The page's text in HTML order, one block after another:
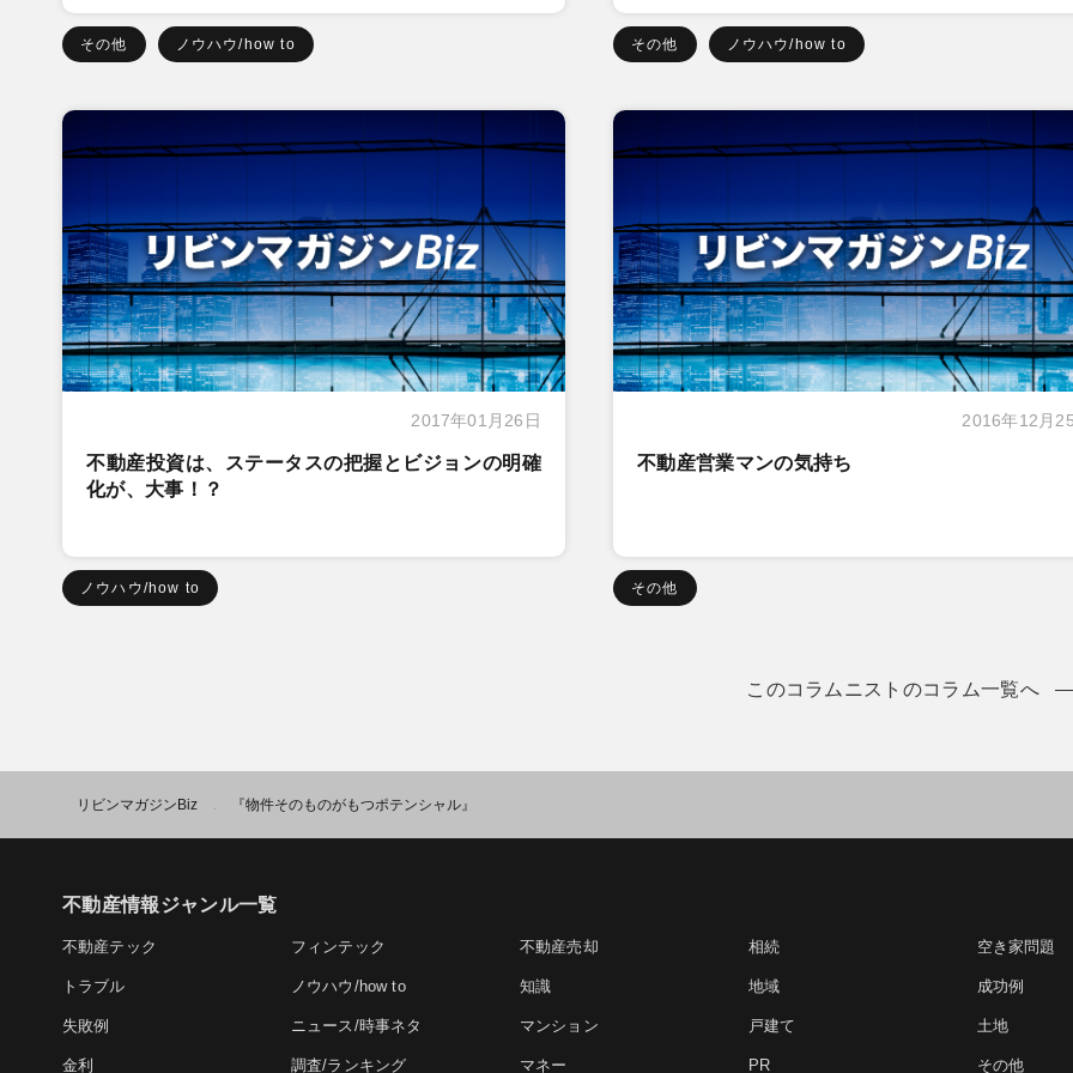
その他 ノウハウ/how to その他 ノウハウ/how to
2017年01月26日
不動産投資は、ステータスの把握とビジョンの明確
化が、大事！？
ノウハウ/how to
2016年12月
不動産営業マンの気持ち
その他
このコラムニストのコラム一覧へ
リビンマガジンBiz > 『物件そのものがもつポテンシャル』
不動産情報ジャンル一覧
不動産テック フィンテック 不動産売却 相続 空き家問題
トラブル ノウハウ/how to 知識 地域 成功例
失敗例 ニュース/時事ネタ マンション 戸建て 土地
金利 調査/ランキング マネー PR その他